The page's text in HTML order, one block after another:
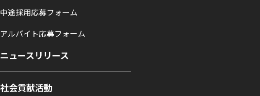
中途採用応募フォーム
アルバイト応募フォーム
ニュースリリース
社会貢献活動